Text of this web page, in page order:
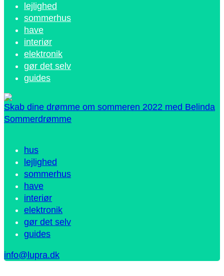
lejlighed
sommerhus
have
interiør
elektronik
gør det selv
guides
Skab dine drømme om sommeren 2022 med Belinda
Sommerdrømme
hus
lejlighed
sommerhus
have
interiør
elektronik
gør det selv
guides
info@lupra.dk